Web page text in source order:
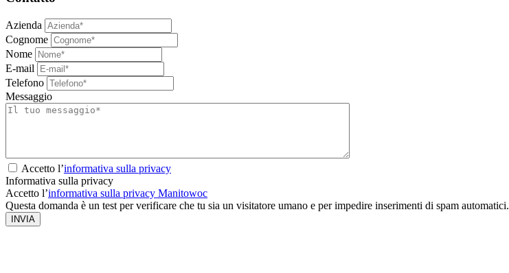
Azienda
Cognome
Nome
E-mail
Telefono
Messaggio
Accetto l’informativa sulla privacy
Informativa sulla privacy
Accetto l’informativa sulla privacy Manitowoc
Questa domanda è un test per verificare che tu sia un visitatore umano e per impedire inserimenti di spam automatici.